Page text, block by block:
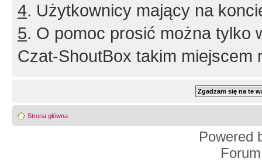
4. Użytkownicy mający na
5. O pomoc prosić można tylko
Czat-ShoutBox takim miejscem
Strona główna
Powered